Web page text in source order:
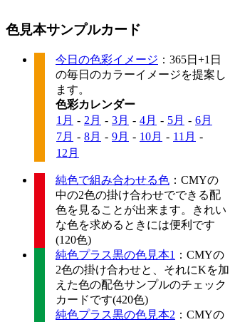
色見本サンプルカード
今日の色彩イメージ ：365日+1日
の毎日のカラーイメージを提案し
ます。
色彩カレンダー
1月 - 2月 - 3月 - 4月 - 5月 - 6月
7月 - 8月 - 9月 - 10月 - 11月 -
12月
純色で組み合わせる色 ：CMYの
中の2色の掛け合わせでできる配
色を見ることが出来ます。きれい
な色を求めるときには便利です
(120色)
純色プラス黒の色見本1 ：CMYの
2色の掛け合わせと、それにKを加
えた色の配色サンプルのチェック
カードです(420色)
純色プラス黒の色見本2 ：CMYの